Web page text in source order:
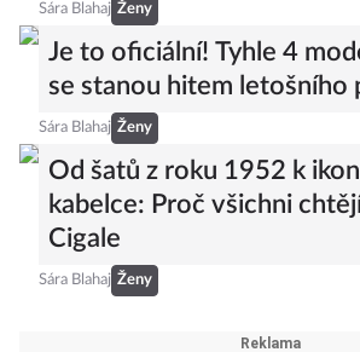
Sára Blahaj Ženy
Je to oficiální! Tyhle 4
se stanou hitem letošního
Sára Blahaj Ženy
Od šatů z roku 1952 k
kabelce: Proč všichni
Cigale
Sára Blahaj Ženy